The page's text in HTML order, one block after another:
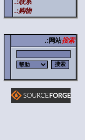
.:联系
.:购物
.:网站搜索